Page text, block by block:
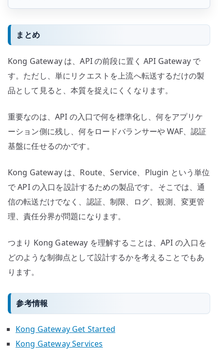
まとめ
Kong Gateway は、API の前段に置く API Gateway で
す。ただし、単にリクエストを上流へ転送するだけの製
品として見ると、本質を捉えにくくなります。
重要なのは、API の入口で何を標準化し、何をアプリケ
ーション側に残し、何をロードバランサーや WAF、認証
基盤に任せるのかです。
Kong Gateway は、Route、Service、Plugin という単位
で API の入口を設計するための製品です。そこでは、通
信の転送だけでなく、認証、制限、ログ、観測、変更管
理、責任分界が問題になります。
つまり Kong Gateway を理解することは、API の入口を
どのような制御点として設計するかを考えることでもあ
ります。
参考情報
Kong Gateway Get Started
Kong Gateway Services